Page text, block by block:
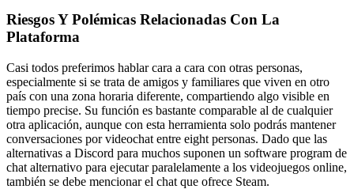
Riesgos Y Polémicas Relacionadas Con La
Plataforma
Casi todos preferimos hablar cara a cara con otras personas,
especialmente si se trata de amigos y familiares que viven en otro
país con una zona horaria diferente, compartiendo algo visible en
tiempo precise. Su función es bastante comparable al de cualquier
otra aplicación, aunque con esta herramienta solo podrás mantener
conversaciones por videochat entre eight personas. Dado que las
alternativas a Discord para muchos suponen un software program de
chat alternativo para ejecutar paralelamente a los videojuegos online,
también se debe mencionar el chat que ofrece Steam.